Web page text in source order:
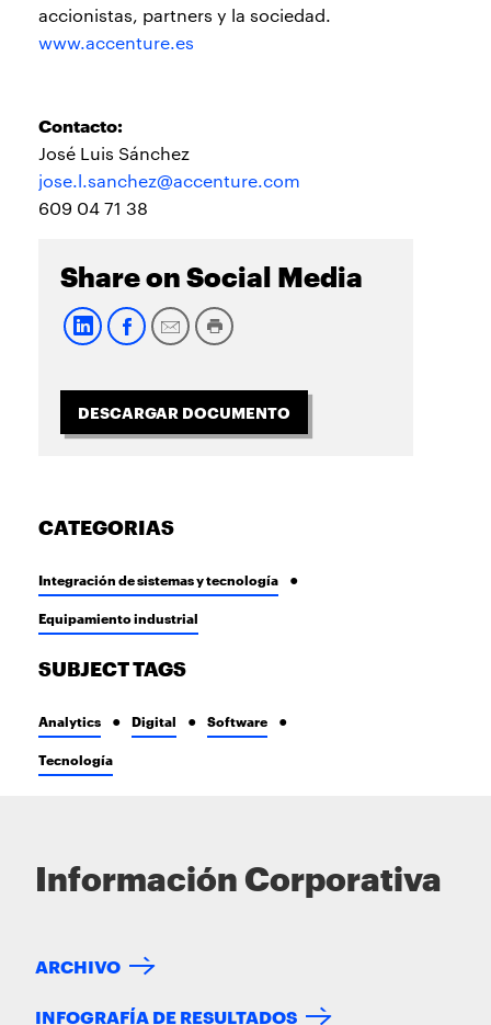
accionistas, partners y la sociedad.
www.accenture.es
Contacto:
José Luis Sánchez
jose.l.sanchez@accenture.com
609 04 71 38
Share on Social Media
DESCARGAR DOCUMENTO
CATEGORIAS
Integración de sistemas y tecnología
Equipamiento industrial
SUBJECT TAGS
Analytics Digital Software
Tecnología
Información Corporativa
ARCHIVO
INFOGRAFÍA DE RESULTADOS